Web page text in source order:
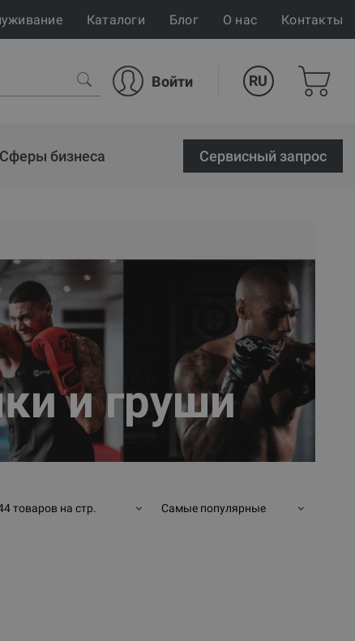
Каталоги Блог О нас Контакты
Войти RU
Сферы бизнеса Cервисный запрос
и груши
товаров на стр. Самые популярные